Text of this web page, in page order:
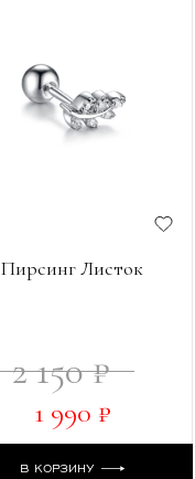
Пирсинг Листок
2 150 ₽
1 990 ₽
В КОРЗИНУ